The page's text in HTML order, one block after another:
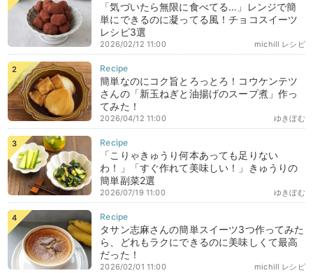
「気づいたら無限に食べてる…」レンジで簡
単にできるのに凝ってる風！チョコスイーツ
レシピ3選
michill レシピ
2026/02/12 11:00
簡単なのにコク旨とろっとろ！コウケンテツ
さんの「新玉ねぎと油揚げのスープ煮」作っ
てみた！
ゆきぼむ
2026/04/12 11:00
「こりゃきゅうり何本あっても足りない
わ！」「すぐ作れて美味しい！」きゅうりの
簡単副菜2選
ゆきぼむ
2026/07/19 11:00
タサン志麻さんの簡単スイーツ3つ作ってみた
ら、どれもラクにできるのに美味しくて最高
だった！
michill レシピ
2026/02/01 11:00